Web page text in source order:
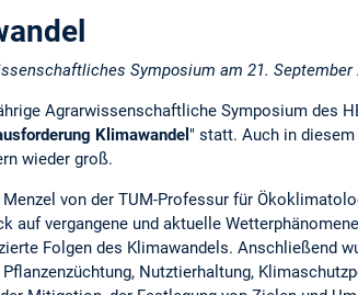
Symposium am 21. September
Agrarwissenschaftliche Symposium des
Klimawandel " statt. Auch in
wieder groß.
Menzel von der TUM-Professur für
auf vergangene und aktuelle
Folgen des Klimawandels. Anschließend
Nutztierhaltung,